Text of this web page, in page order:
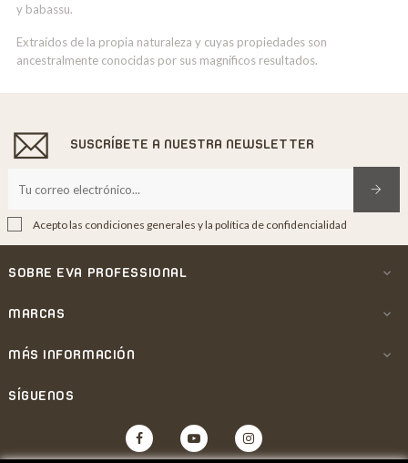
y babassu.
Extraídos de la propia naturaleza y cuyas propiedades son
ancestralmente conocidas por sus magníficos resultados.
SUSCRÍBETE A NUESTRA NEWSLETTER
Acepto las condiciones generales y la política de confidencialidad
SOBRE EVA PROFESSIONAL 
MARCAS 
MÁS INFORMACIÓN 
SÍGUENOS
Facebook YouTube Instagram